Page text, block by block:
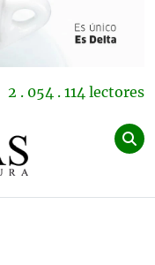
2 . 054 . 114 lectores